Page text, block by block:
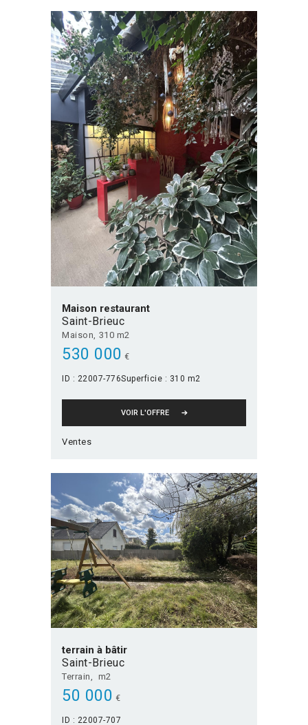
Maison restaurant
Saint-Brieuc
Maison 310 m2
530 000 €
ID : 22007-776Superficie : 310 m2
VOIR L'OFFRE
Ventes
terrain à bâtir
Saint-Brieuc
Terrain m2
50 000 €
ID : 22007-707